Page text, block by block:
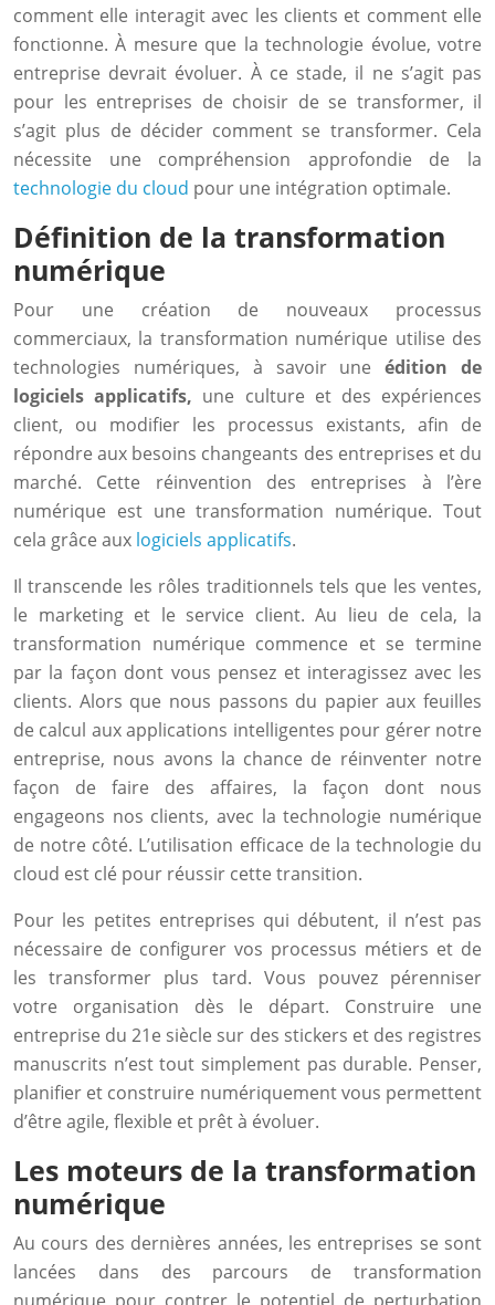
comment elle interagit avec les clients et comment elle
fonctionne. À mesure que la technologie évolue, votre
entreprise devrait évoluer. À ce stade, il ne s’agit pas
pour les entreprises de choisir de se transformer, il
s’agit plus de décider comment se transformer. Cela
nécessite une compréhension approfondie de la
technologie du cloud pour une intégration optimale.
Définition de la transformation
numérique
Pour une création de nouveaux processus
commerciaux, la transformation numérique utilise des
technologies numériques, à savoir uneédition de
logiciels applicatifs, une culture et des expériences
client, ou modifier les processus existants, afin de
répondre aux besoins changeants des entreprises et du
marché. Cette réinvention des entreprises à l’ère
numérique est une transformation numérique. Tout
cela grâce aux logiciels applicatifs.
Il transcende les rôles traditionnels tels que les ventes,
le marketing et le service client. Au lieu de cela, la
transformation numérique commence et se termine
par la façon dont vous pensez et interagissez avec les
clients. Alors que nous passons du papier aux feuilles
de calcul aux applications intelligentes pour gérer notre
entreprise, nous avons la chance de réinventer notre
façon de faire des affaires, la façon dont nous
engageons nos clients, avec la technologie numérique
de notre côté. L’utilisation efficace de la technologie du
cloud est clé pour réussir cette transition.
Pour les petites entreprises qui débutent, il n’est pas
nécessaire de configurer vos processus métiers et de
les transformer plus tard. Vous pouvez pérenniser
votre organisation dès le départ. Construire une
entreprise du 21e siècle sur des stickers et des registres
manuscrits n’est tout simplement pas durable. Penser,
planifier et construire numériquement vous permettent
d’être agile, flexible et prêt à évoluer.
Les moteurs de la transformation
numérique
Au cours des dernières années, les entreprises se sont
lancées dans des parcours de transformation